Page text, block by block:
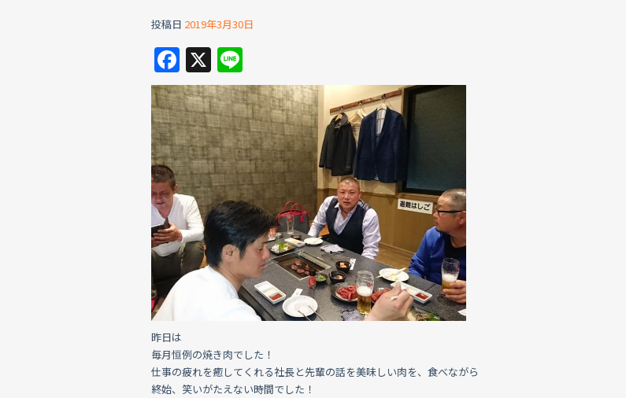
投稿日 2019年3月30日
F
a
c
e
b
o
o
k
X
n
e
昨日は
毎月恒例の焼き肉でした！
仕事の疲れを癒してくれる社長と先輩の話を美味しい肉を、食べながら
終始、笑いがたえない時間でした！